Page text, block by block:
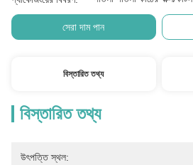
সেরা দাম পান
বিস্তারিত তথ্য
বিস্তারিত তথ্য
উৎপত্তি স্থল: